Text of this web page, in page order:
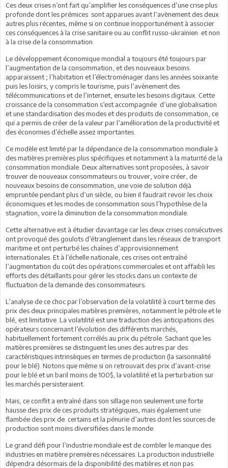
Ces deux crises n’ont fait qu’amplifier les conséquences d’une crise plus
profonde dont les prémices sont apparues avant l’avènement des deux
autres plus récentes, même si on continue inopportunément à associer
ces conséquences à la crise sanitaire ou au conflit russo-ukrainien et non
à la crise de la consommation.
Le développement économique mondial a toujours été toujours par
l’augmentation de la consommation, et des nouveaux besoins
apparaissent ; l’habitation et l’électroménager dans les années soixante
puis les loisirs, y compris le tourisme, puis l’avènement des
télécommunications et de l’internet, ensuite les besoins digitaux. Cette
croissance de la consommation s’est accompagnée d’une globalisation
et une standardisation des modes et des produits de consommation, ce
qui a permis de créer de la valeur par l’amélioration de la productivité et
des économies d’échelle assez importantes.
Ce modèle est limité par la dépendance de la consommation mondiale à
des matières premières plus spécifiques et notamment à la maturité de la
consommation mondiale. Deux alternatives sont proposées, à savoir
trouver de nouveaux consommateurs ou trouver, voire créer, de
nouveaux besoins de consommation, une voie de solution déjà
empruntée pendant plus d’un siècle, ou bien il faudrait revoir les choix
économiques et les modes de consommation sous l’hypothèse de la
stagnation, voire la diminution de la consommation mondiale.
Cette alternative est à étudier davantage car les deux crises consécutives
ont provoqué des goulots d’étranglement dans les réseaux de transport
maritime et ont perturbé les chaînes d’approvisionnement
internationales. Et à l’échelle nationale, ces crises ont entraîné
l’augmentation du coût des opérations commerciales et ont affaibli les
efforts des détaillants pour gérer les stocks dans un contexte de
fluctuation de la demande des consommateurs.
L’analyse de ce choc par l’observation de la volatilité à court terme des
prix des deux principales matières premières, notamment le pétrole et le
blé, est limitative. La volatilité est une traduction des anticipations des
opérateurs concernant l’évolution des différents marchés,
habituellement fortement corrélés au prix du pétrole. Sachant que les
matières premières se distinguent les unes des autres par des
caractéristiques intrinsèques en termes de production (la saisonnalité
pour le blé). Notons que même si on retrouvait des prix d’avant-crise
pour le blé et un baril moins de 100$, la volatilité et la perturbation sur
les marchés persisteraient.
Mais, ce conflit a entraîné dans son sillage non seulement une forte
hausse des prix de ces produits stratégiques, mais également une
flambée des prix de certains et la pénurie d’autres dont les sources de
production sont moins diversifiées dans le monde.
Le grand défi pour l’industrie mondiale est de combler le manque des
industries en matière premières nécessaires. La production industrielle
dépendra désormais de la disponibilité des matières et non pas